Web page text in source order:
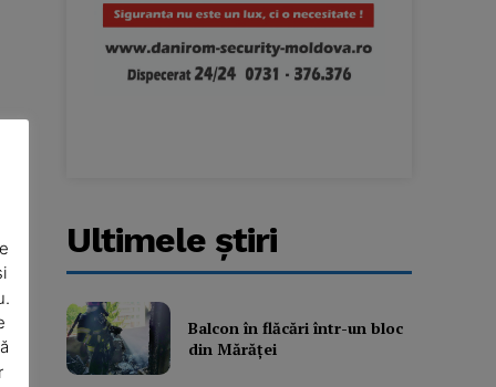
Ultimele ştiri
Balcon în flăcări într-un bloc
din Mărăţei